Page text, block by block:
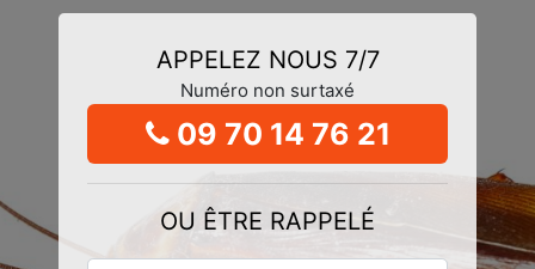
APPELEZ NOUS 7/7
Numéro non surtaxé
09 70 14 76 21
OU ÊTRE RAPPELÉ